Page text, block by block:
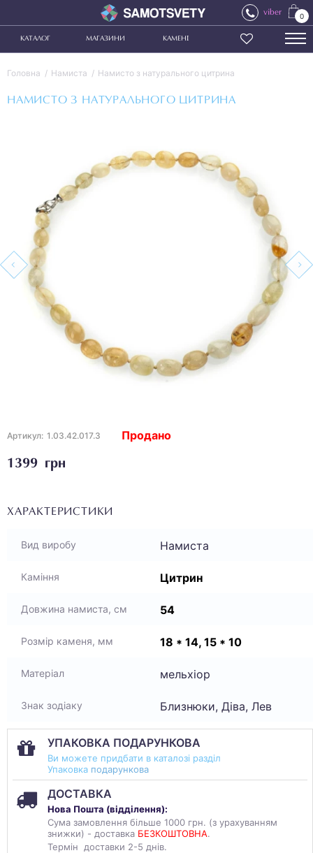
viber 0
КАТАЛОГ МАГАЗИНИ КАМЕНІ
Головна Намиста Намисто з натурального цитрина
НАМИСТО З НАТУРАЛЬНОГО ЦИТРИНА
Артикул: 1.03.42.017.3
1399 грн
Продано
ХАРАКТЕРИСТИКИ
Вид виробу Намиста
Каміння Цитрин
Довжина намиста, см 54
Розмір каменя, мм 18 * 14, 15 * 10
Матеріал мельхіор
Знак зодіаку Близнюки, Діва, Лев
УПАКОВКА ПОДАРУНКОВА
Ви можете придбати в каталозі разділ
Упаковка подарункова
ДОСТАВКА
Нова Пошта (відділення):
Сума замовлення більше 1000 грн. (з урахуванням
знижки) - доставка БЕЗКОШТОВНА.
Термін доставки 2-5 днів.